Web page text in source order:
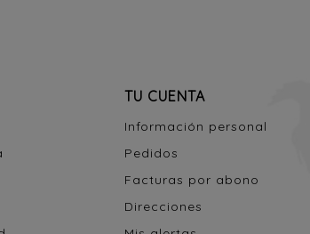
TU CUENTA
Información personal
Pedidos
Facturas por abono
Direcciones